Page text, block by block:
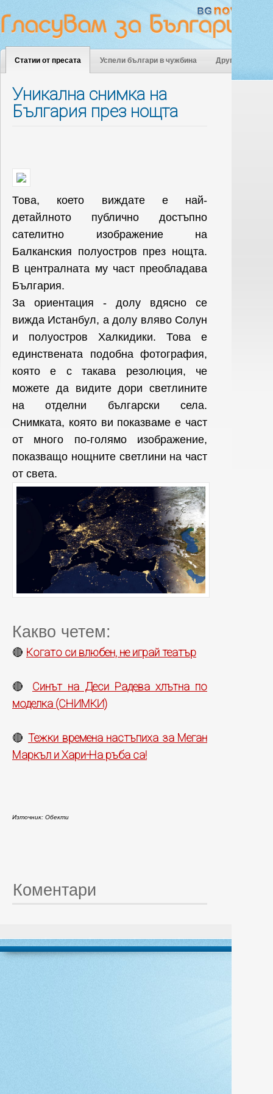
Статии от пресата Успели българи в чужбина Други
Уникална снимка на
България през нощта
Това, което виждате е най-
детайлното публично достъпно
сателитно изображение на
Балканския полуостров през нощта.
В централната му част преобладава
България.
За ориентация - долу вдясно се
вижда Истанбул, а долу вляво Солун
и полуостров Халкидики. Това е
единствената подобна фотография,
която е с такава резолюция, че
можете да видите дори светлините
на отделни български села.
Снимката, която ви показваме е част
от много по-голямо изображение,
показващо нощните светлини на част
от света.
Какво четем:
🔴 Когато си влюбен, не играй театър
🔴 Синът на Деси Радева хлътна по
моделка (СНИМКИ)
🔴 Тежки времена настъпиха за Меган
Маркъл и Хари-На ръба са!
Източник: Обекти
Коментари